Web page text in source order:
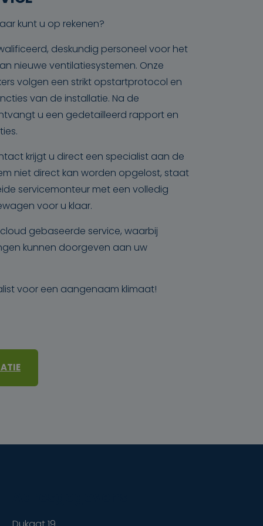
kunt u op rekenen?
deskundig personeel voor het
nieuwe ventilatiesystemen. Onze
volgen een strikt opstartprotocol en
van de installatie. Na de
u een gedetailleerd rapport en
krijgt u direct een specialist aan de
niet direct kan worden opgelost, staat
servicemonteur met een volledig
voor u klaar.
gebaseerde service, waarbij
kunnen doorgeven aan uw
voor een aangenaam klimaat!